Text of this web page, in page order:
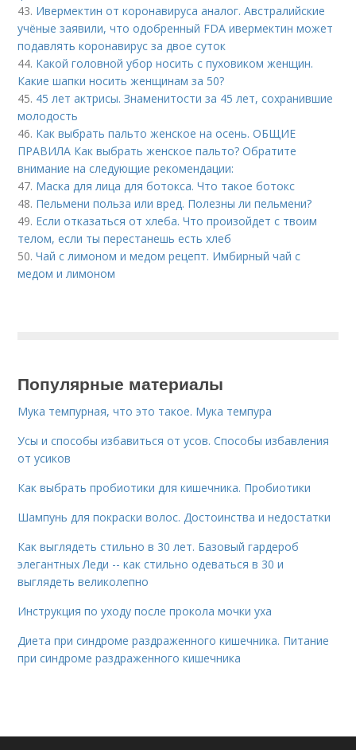
43. Ивермектин от коронавируса аналог. Австралийские
учёные заявили, что одобренный FDA ивермектин может
подавлять коронавирус за двое суток
44. Какой головной убор носить с пуховиком женщин.
Какие шапки носить женщинам за 50?
45. 45 лет актрисы. Знаменитости за 45 лет, сохранившие
молодость
46. Как выбрать пальто женское на осень. ОБЩИЕ
ПРАВИЛА Как выбрать женское пальто? Обратите
внимание на следующие рекомендации:
47. Маска для лица для ботокса. Что такое ботокс
48. Пельмени польза или вред. Полезны ли пельмени?
49. Если отказаться от хлеба. Что произойдет с твоим
телом, если ты перестанешь есть хлеб
50.Чай с лимоном и медом рецепт. Имбирный чай с
медом и лимоном
Популярные материалы
Мука темпурная, что это такое. Мука темпура
Усы и способы избавиться от усов. Способы избавления
от усиков
Как выбрать пробиотики для кишечника. Пробиотики
Шампунь для покраски волос. Достоинства и недостатки
Как выглядеть стильно в 30 лет. Базовый гардероб
элегантных Леди -- как стильно одеваться в 30 и
выглядеть великолепно
Инструкция по уходу после прокола мочки уха
Диета при синдроме раздраженного кишечника. Питание
при синдроме раздраженного кишечника